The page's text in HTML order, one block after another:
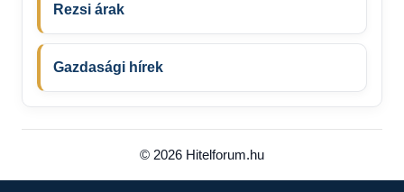
Rezsi árak
Gazdasági hírek
© 2026 Hitelforum.hu